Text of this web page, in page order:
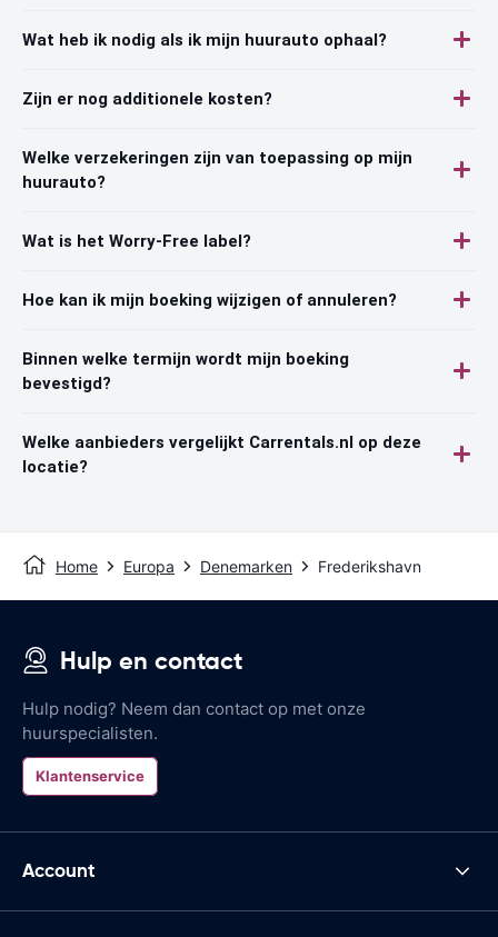
Wat heb ik nodig als ik mijn huurauto ophaal?
Zijn er nog additionele kosten?
Welke verzekeringen zijn van toepassing op mijn
huurauto?
Wat is het Worry-Free label?
Hoe kan ik mijn boeking wijzigen of annuleren?
Binnen welke termijn wordt mijn boeking
bevestigd?
Welke aanbieders vergelijkt Carrentals.nl op deze
locatie?
Home Europa Denemarken Frederikshavn
Hulp en contact
Hulp nodig? Neem dan contact op met onze
huurspecialisten.
Klantenservice
Account